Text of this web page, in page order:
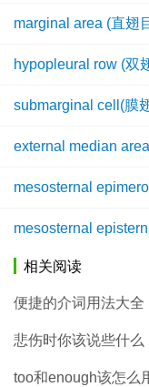
marginal area (直翅
hypopleural row (双
submarginal cell(膜
external median
mesosternal
mesosternal
相关阅读
便捷的介词用法大全
悲伤时你该说些什么
too和enough该怎么